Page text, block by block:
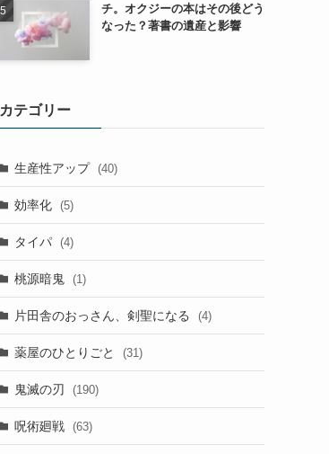
チ。オクジーの本はその後どう
なった？著書の遺産と影響
カテゴリー
生産性アップ (40)
効率化 (5)
タイパ (4)
桃源暗鬼 (1)
片田舎のおっさん、剣聖になる (4)
薬屋のひとりごと (31)
鬼滅の刃 (190)
呪術廻戦 (63)